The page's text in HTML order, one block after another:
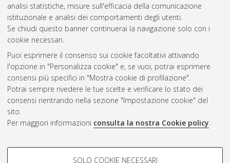
analisi statistiche, misure sull'efficacia della comunicazione
istituzionale e analisi dei comportamenti degli utenti.
Se chiudi questo banner continuerai la navigazione solo con i
cookie necessari.
Puoi esprimere il consenso sui cookie facoltativi attivando
l'opzione in "Personalizza cookie" e, se vuoi, potrai esprimere
consensi più specifici in "Mostra cookie di profilazione".
Potrai sempre rivedere le tue scelte e verificare lo stato dei
consensi rientrando nella sezione "Impostazione cookie" del
sito.
Per maggiori informazioni consulta la nostra Cookie policy.
COOKIE DI PROFILAZIONE -
SOLO COOKIE NECESSARI
Questa lista e' stata generata ilSun Aug 9 13:47:22 2026
CEST
Atom
Rss 1.0
Rss 2.0
AMS Laurea
Impostazioni Cookie